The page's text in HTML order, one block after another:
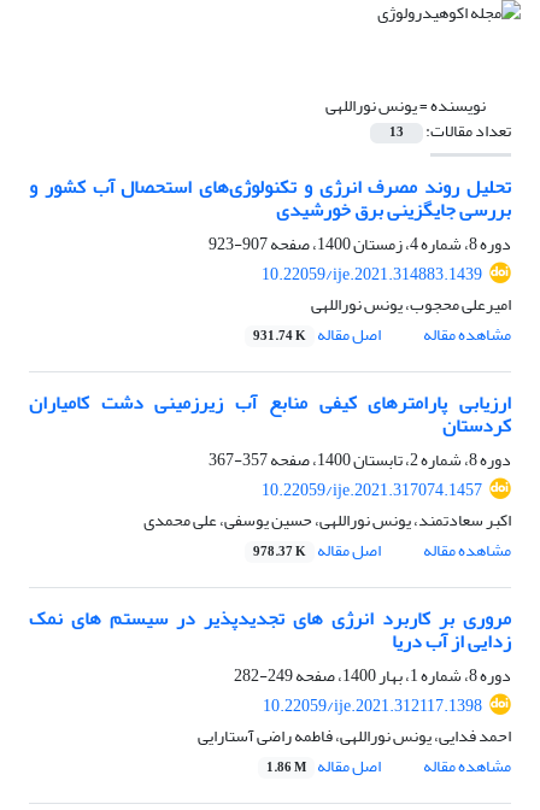
نویسنده =یونس نوراللهی
تعداد مقالات: 13
تحلیل روند مصرف انرژی و تکنولوژی‌های استحصال آب کشور و
بررسی جایگزینی برق خورشیدی
دوره 8، شماره 4، زمستان 1400، صفحه
907-923
10.22059/ije.2021.314883.1439
امیرعلی محجوب، یونس نوراللهی
مشاهده مقاله
اصل مقاله 931.74 K
ارزیابی پارامترهای کیفی منابع آب زیرزمینی دشت کامیاران
کردستان
دوره 8، شماره 2، تابستان 1400، صفحه
357-367
10.22059/ije.2021.317074.1457
اکبر سعادتمند، یونس نوراللهی، حسین یوسفی، علی محمدی
مشاهده مقاله
اصل مقاله 978.37 K
مروری بر کاربرد انرژی های تجدیدپذیر در سیستم های نمک
زدایی از آب دریا
دوره 8، شماره 1، بهار 1400، صفحه
249-282
10.22059/ije.2021.312117.1398
احمد فدایی، یونس نوراللهی، فاطمه راضی آستارایی
مشاهده مقاله
اصل مقاله 1.86 M